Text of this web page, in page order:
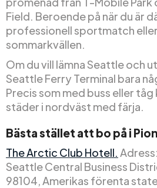
Field. Beroende på när du är
professionell sportmatch
sommarkvällen.
Om du vill lämna Seattle och
Seattle Ferry Terminal bara
Precis som med buss eller
städer i nordväst med färja.
Bästa stället att bo på i
The Arctic Club Hotell.
Seattle Central Business
98104, Amerikas förenta